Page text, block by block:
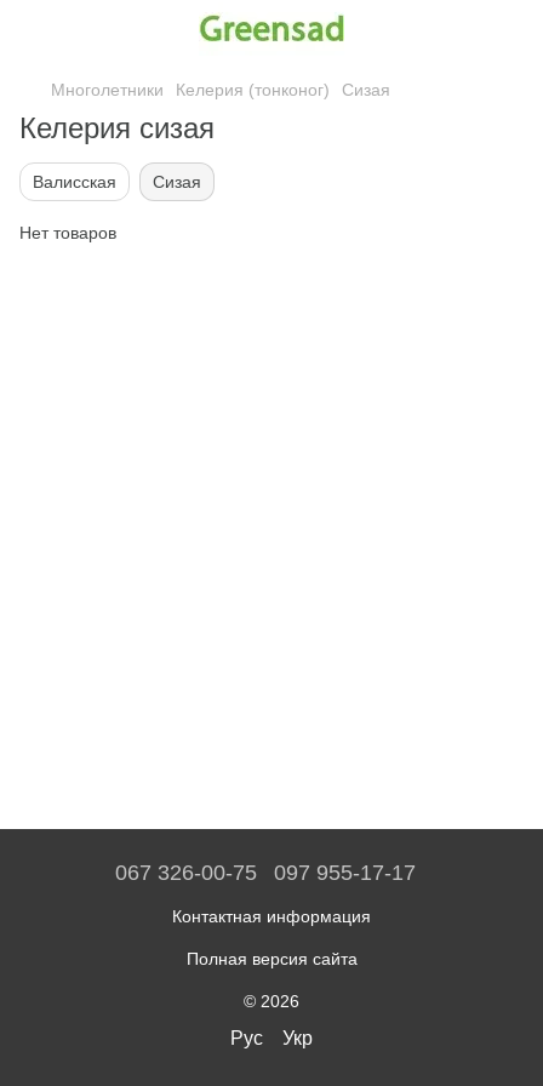
Многолетники Келерия (тонконог) Сизая
Келерия сизая
Валисская Сизая
Нет товаров
067 326-00-75 097 955-17-17
Контактная информация
Полная версия сайта
© 2026
Рус Укр